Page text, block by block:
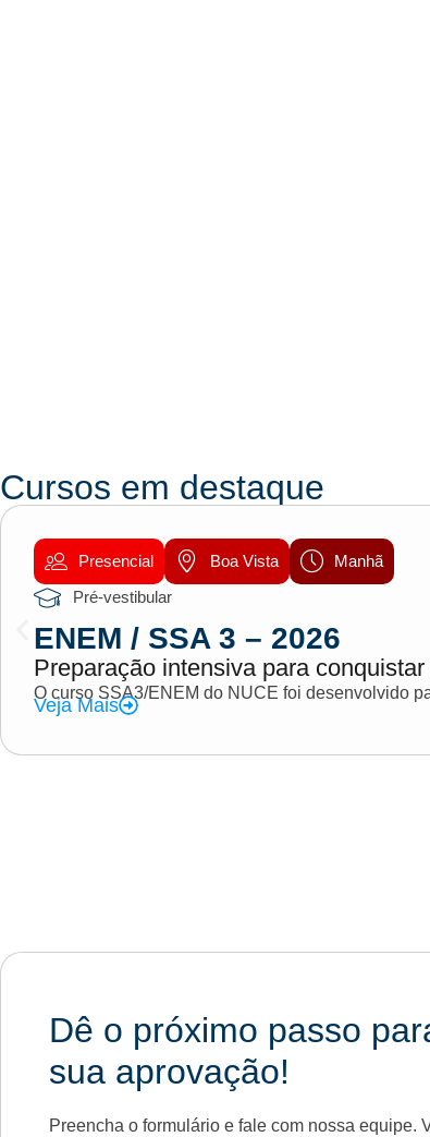
Cursos em destaque
Presencial Boa Vista
Manhã
Pré-vestibular
ENEM / SSA 3 – 2026
Preparação intensiva para
O curso SSA3/ENEM do NUCE foi desenvolvido
Veja Mais
Dê o próximo passo
sua aprovação!
Preencha o formulário e fale com nossa equipe.